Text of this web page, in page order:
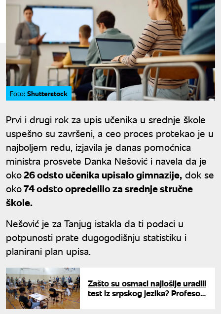
Foto: Shutterstock
Prvi i drugi rok za upis učenika u srednje škole
uspešno su završeni, a ceo proces protekao je u
najboljem redu, izjavila je danas pomoćnica
ministra prosvete Danka Nešović i navela da je
oko26 odsto učenika upisalo gimnazije, dok se
oko74 odsto opredelilo za srednje stručne
škole.
Nešović je za Tanjug istakla da ti podaci u
potpunosti prate dugogodišnju statistiku i
planirani plan upisa.
Zašto su osmaci najlošije uradili
test iz srpskog jezika? Profesor